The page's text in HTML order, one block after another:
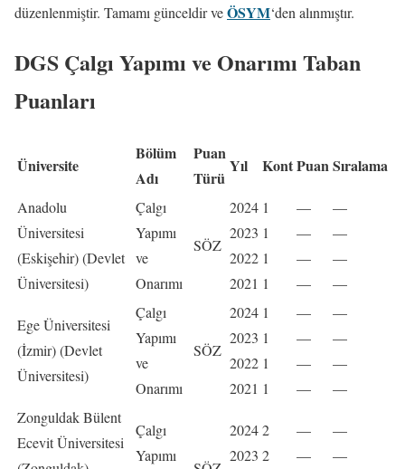
düzenlenmiştir. Tamamı günceldir veÖSYM‘den alınmıştır.
DGS Çalgı Yapımı ve Onarımı Taban
Puanları
Üniversite
Bölüm
Adı
Puan
Türü
Yıl KontPuan Sıralama
Anadolu
Üniversitesi
(Eskişehir) (Devlet
Üniversitesi)
Çalgı
Yapımı
ve
Onarımı
SÖZ
2024
2023
2022
2021
1
1
1
1
—
—
—
—
—
—
—
—
Ege Üniversitesi
(İzmir) (Devlet
Üniversitesi)
Çalgı
Yapımı
ve
Onarımı
SÖZ
2024
2023
2022
2021
1
1
1
1
—
—
—
—
—
—
—
—
Zonguldak Bülent
Ecevit Üniversitesi
Çalgı
Yapımı
2024
2023
2
2
—
—
—
—